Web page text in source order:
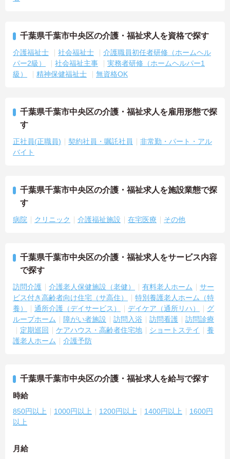
千葉県千葉市中央区の介護・福祉求人を資格で探す
介護福祉士 社会福祉士
介護職員初任者研修（ホームヘル
パー2級）
社会福祉主事
実務者研修（ホームヘルパー1
級）
精神保健福祉士 無資格OK
千葉県千葉市中央区の介護・福祉求人を雇用形態で探
す
正社員(正職員) 契約社員・嘱託社員
非常勤・パート・アル
バイト
千葉県千葉市中央区の介護・福祉求人を施設業態で探
す
病院 クリニック 介護福祉施設 在宅医療 その他
千葉県千葉市中央区の介護・福祉求人をサービス内容
で探す
訪問介護 介護老人保健施設（老健） 有料老人ホーム
サー
ビス付き高齢者向け住宅（サ高住）
特別養護老人ホーム（特
養）
通所介護（デイサービス） デイケア（通所リハ）
グ
ループホーム
障がい者施設 訪問入浴 訪問看護
訪問診療
定期巡回
ケアハウス・高齢者住宅地 ショートステイ
養
護老人ホーム
介護予防
千葉県千葉市中央区の介護・福祉求人を給与で探す
時給
850円以上 1000円以上 1200円以上 1400円以上
1600円
以上
月給